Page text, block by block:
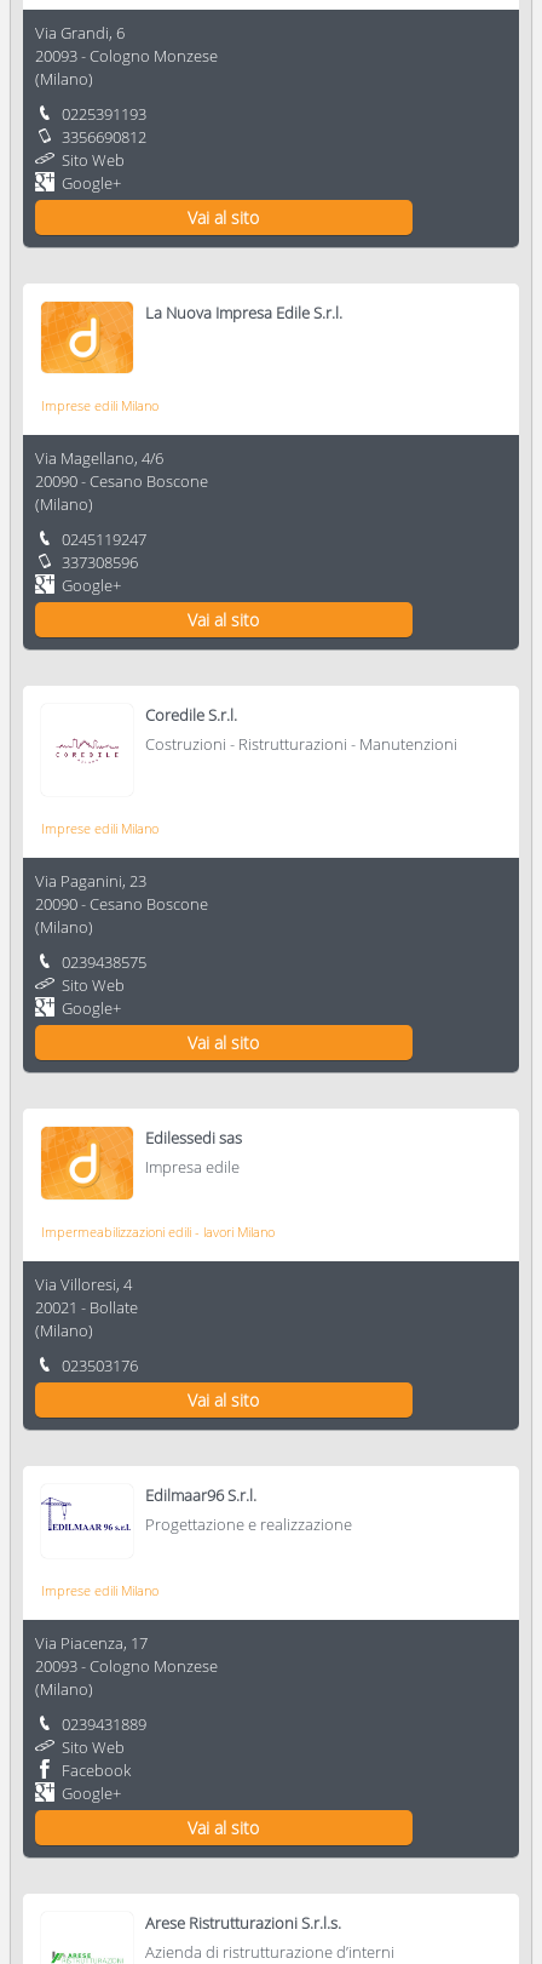
Via Grandi, 6
20093-Cologno Monzese
(Milano)
0225391193
3356690812
Sito Web
Google+
Vai al sito
La Nuova Impresa Edile S.r.l.
Imprese edili Milano
Via Magellano, 4/6
20090-Cesano Boscone
(Milano)
0245119247
337308596
Google+
Vai al sito
Coredile S.r.l.
Costruzioni - Ristrutturazioni - Manutenzioni
Imprese edili Milano
Via Paganini, 23
20090-Cesano Boscone
(Milano)
0239438575
Sito Web
Google+
Vai al sito
Edilessedi sas
Impresa edile
Impermeabilizzazioni edili - lavori Milano
Via Villoresi, 4
20021 - Bollate
(Milano)
023503176
Vai al sito
Edilmaar96 S.r.l.
Progettazione e realizzazione
Imprese edili Milano
Via Piacenza, 17
20093-Cologno Monzese
(Milano)
0239431889
Sito Web
Facebook
Google+
Vai al sito
Arese Ristrutturazioni S.r.l.s.
Azienda di ristrutturazione d’interni